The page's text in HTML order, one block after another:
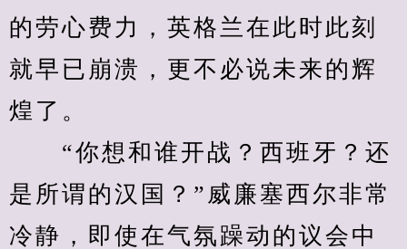
的劳心费力，英格兰在此时此刻
就早已崩溃，更不必说未来的辉
煌了。
“你想和谁开战？西班牙？还
是所谓的汉国？”威廉塞西尔非常
冷静，即使在气氛躁动的议会中